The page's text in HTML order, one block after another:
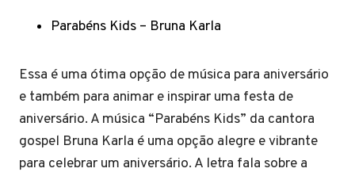
Parabéns Kids – Bruna Karla
Essa é uma ótima opção de música para aniversário
e também para animar e inspirar uma festa de
aniversário. A música “Parabéns Kids” da cantora
gospel Bruna Karla é uma opção alegre e vibrante
para celebrar um aniversário. A letra fala sobre a